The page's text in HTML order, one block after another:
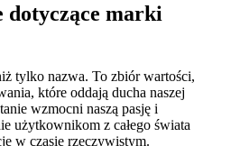
dotyczące marki
tylko nazwa. To zbiór wartości,
które oddają ducha naszej
wzmocni naszą pasję i
użytkownikom z całego świata
w czasie rzeczywistym.